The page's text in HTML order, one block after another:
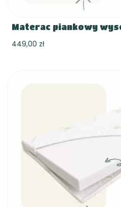
Materac piankowy
449,00 zł